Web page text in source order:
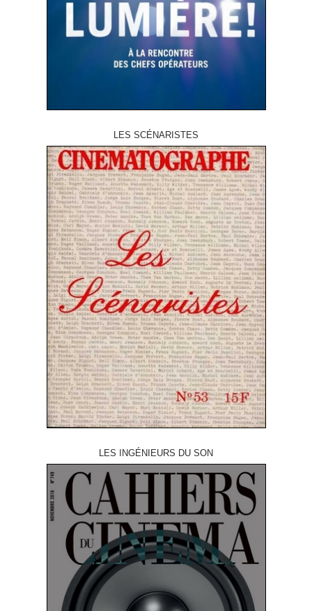
LES SCÉNARISTES
LES INGÉNIEURS DU SON